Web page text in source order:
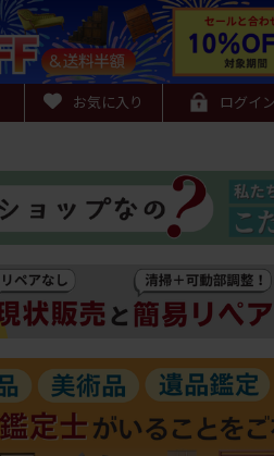
お気に入り ログイン